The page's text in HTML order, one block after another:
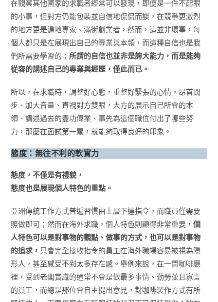
在觀察其他國家的求職者經常可以發現，即便是一件不起眼
的小事，但對方仍能包裝並自信地侃侃而談，在競爭更激烈
的地方更是遍地專家、滿街創業者，然而，這並非壞事，每
個人都只是在展現出自己的專業與本領，而這種自信也是我
們所需要學習的； 所謂的自信也並非是誇大能力，而是能夠
從容的講述自己的專業與經歷，僅此而已。
所以，在求職時，調整好心態，重整好緊張的心情，昂首闊
步、加大音量、直視對方雙眼，大方的展示自己所會的本
領、講述過去的豐功偉業、事先為這個職位付出了哪些努
力，那麼在面試第一關，就能夠取得良好的印象。
態度：無往不利的軟實力
態度，不僅是有禮貌，
態度也是展現個人特色的重點。
亞洲傳統工作方式普遍習慣由上層下達指令，而職員僅需要
照做即可；然而在海外求職，個人特色則顯得非常重要，個
人特色可以是對事物的觀點、做事的方式，也可以是對事物
的追求， 只會完全接收指令的員工在海外職場容易被視為隱
形人，甚至感受不到太多存在感。舉例來說，在一間咖啡廳
裡，受到老闆賞識的通常不會是做最多事情、勤勞並且寡言
的員工，而總是那位會自主提出意見，對咖啡製作方式有所